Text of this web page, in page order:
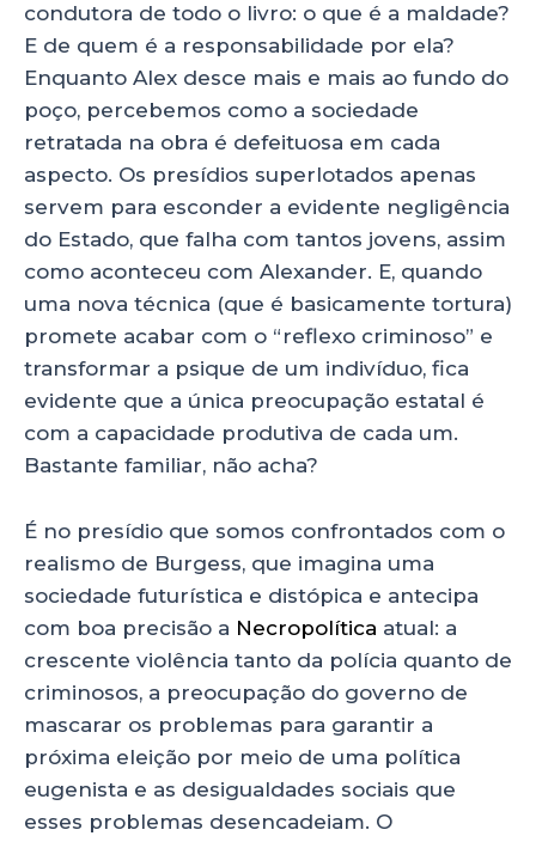
condutora de todo o livro: o que é a maldade?
E de quem é a responsabilidade por ela?
Enquanto Alex desce mais e mais ao fundo do
poço, percebemos como a sociedade
retratada na obra é defeituosa em cada
aspecto. Os presídios superlotados apenas
servem para esconder a evidente negligência
do Estado, que falha com tantos jovens, assim
como aconteceu com Alexander. E, quando
uma nova técnica (que é basicamente tortura)
promete acabar com o “reflexo criminoso” e
transformar a psique de um indivíduo, fica
evidente que a única preocupação estatal é
com a capacidade produtiva de cada um.
Bastante familiar, não acha?
É no presídio que somos confrontados com o
realismo de Burgess, que imagina uma
sociedade futurística e distópica e antecipa
com boa precisão a Necropolítica atual: a
crescente violência tanto da polícia quanto de
criminosos, a preocupação do governo de
mascarar os problemas para garantir a
próxima eleição por meio de uma política
eugenista e as desigualdades sociais que
esses problemas desencadeiam. O